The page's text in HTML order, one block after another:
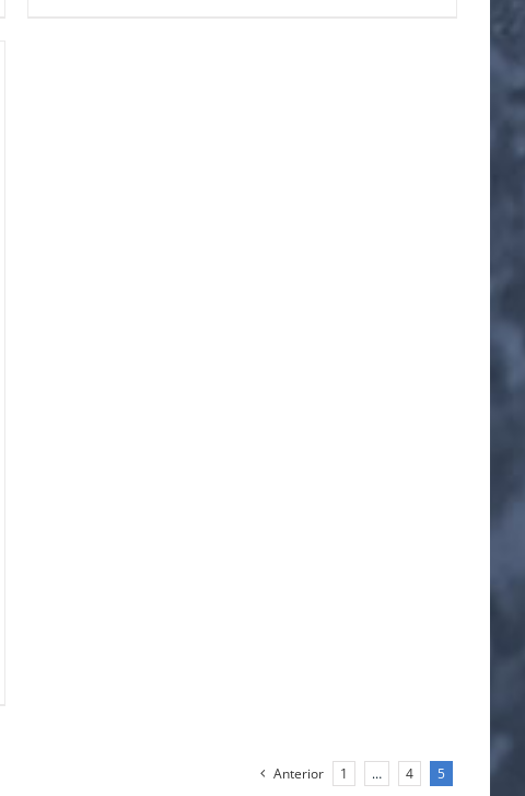
Anterior 1 … 4 5